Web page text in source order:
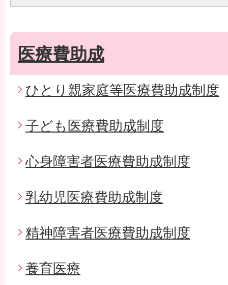
医療費助成
ひとり親家庭等医療費助成制度
子ども医療費助成制度
心身障害者医療費助成制度
乳幼児医療費助成制度
精神障害者医療費助成制度
養育医療